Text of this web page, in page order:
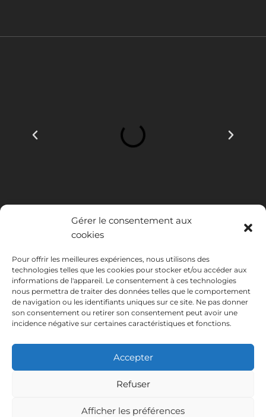
Gérer le consentement aux
cookies
Pour offrir les meilleures expériences, nous utilisons des
technologies telles que les cookies pour stocker et/ou accéder aux
informations de l'appareil. Le consentement à ces technologies
nous permettra de traiter des données telles que le comportement
de navigation ou les identifiants uniques sur ce site. Ne pas donner
son consentement ou retirer son consentement peut avoir une
incidence négative sur certaines caractéristiques et fonctions.
Accepter
Refuser
Afficher les préférences
INSTITUTO HISPANICO DE MURCIA, SOCIEDAD LIMITADA a été
bénéficiaire du Fonds européen de développement régional dont
l'objectif est de développer l'utilisation et la qualité des technologies
de l'information et de la communication et leur accessibilité, et grâce
auquel elle a mis en place les solutions suivantes : présence en ligne à
cette fin, elle a été soutenue par le programme TIC Cámaras, par
Cámara de Murcie.
Avis juridique Politique de confidentialité